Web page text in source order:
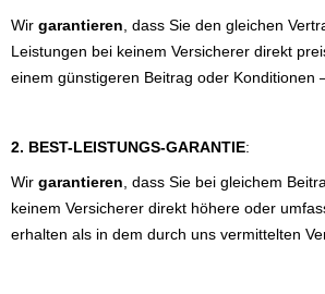
Wir garantieren , dass Sie den gleichen
Leistungen bei keinem Versicherer direkt
einem günstigeren Beitrag oder Konditionen
2. BEST-LEISTUNGS-GARANTIE:
Wir garantieren , dass Sie bei gleichem
keinem Versicherer direkt höhere oder
erhalten als in dem durch uns vermittelten